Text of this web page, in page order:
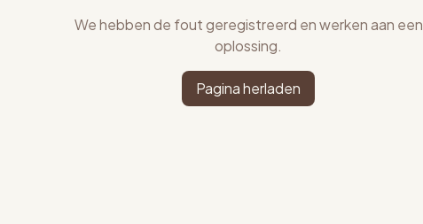
We hebben de fout geregistreerd en werken aan een
oplossing.
Pagina herladen